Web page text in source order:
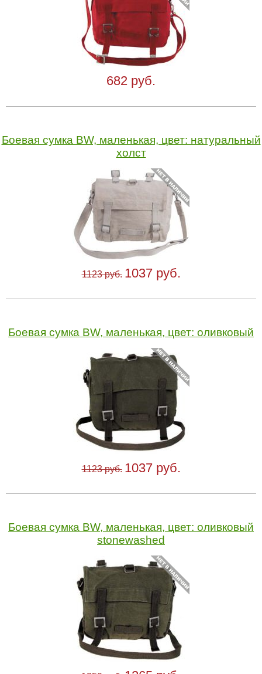
682 руб.
Боевая сумка BW, маленькая, цвет: натуральный
холст
1123 руб. 1037 руб.
Боевая сумка BW, маленькая, цвет: оливковый
1123 руб. 1037 руб.
Боевая сумка BW, маленькая, цвет: оливковый
stonewashed